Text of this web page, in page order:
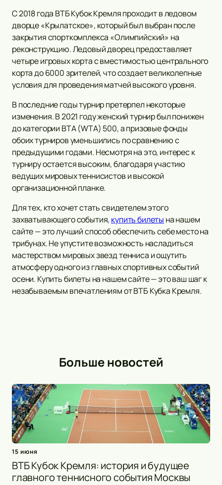
С 2018 года ВТБ Кубок Кремля проходит в ледовом
дворце «Крылатское», который был выбран после
закрытия спорткомплекса «Олимпийский» на
реконструкцию. Ледовый дворец предоставляет
четыре игровых корта с вместимостью центрального
корта до 6000 зрителей, что создает великолепные
условия для проведения матчей высокого уровня.
В последние годы турнир претерпел некоторые
изменения. В 2021 году женский турнир был понижен
до категории ВТА (WTA) 500, а призовые фонды
обоих турниров уменьшились по сравнению с
предыдущими годами. Несмотря на это, интерес к
турниру остается высоким, благодаря участию
ведущих мировых теннисистов и высокой
организационной планке.
Для тех, кто хочет стать свидетелем этого
захватывающего события, купить билеты на нашем
сайте — это лучший способ обеспечить себе место на
трибунах. Не упустите возможность насладиться
мастерством мировых звезд тенниса и ощутить
атмосферу одного из главных спортивных событий
осени. Купить билеты на нашем сайте — это ваш шаг к
незабываемым впечатлениям от ВТБ Кубка Кремля.
Больше новостей
15 июня
ВТБ Кубок Кремля: история и будущее
главного теннисного события Москвы